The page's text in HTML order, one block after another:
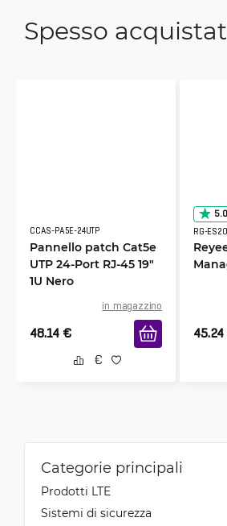
Spesso
CCAS-PA5E-24UTP
Pannello patch Cat5e
UTP 24-Port RJ-45 19"
1U Nero
in magazzino
48.14 €
5.0
RG-
45.24
Categorie principali
Prodotti LTE
Sistemi di sicurezza